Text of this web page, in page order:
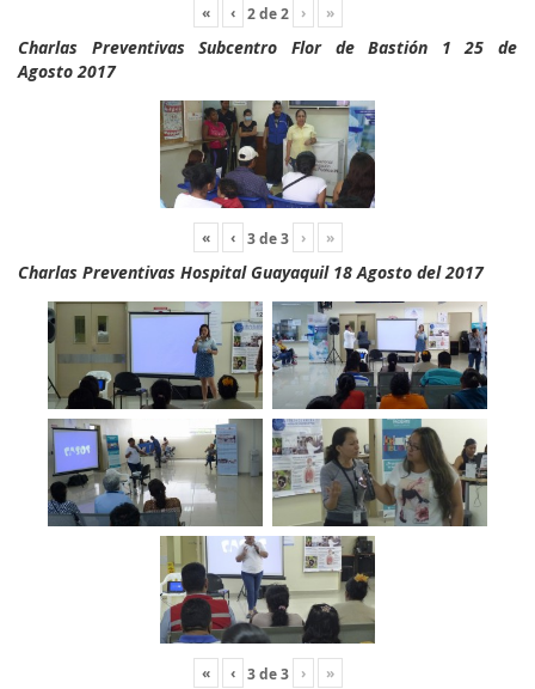
« ‹ 2de2 › »
Charlas Preventivas Subcentro Flor de Bastión 1 25 de
Agosto 2017
« ‹ 3de3 › »
Charlas Preventivas Hospital Guayaquil 18 Agosto del 2017
« ‹ 3de3 › »